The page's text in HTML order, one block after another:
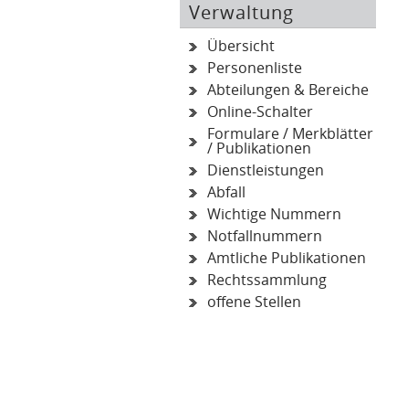
Verwaltung
Übersicht
Personenliste
Abteilungen & Bereiche
Online-Schalter
Formulare / Merkblätter
/ Publikationen
Dienstleistungen
Abfall
Wichtige Nummern
Notfallnummern
Amtliche Publikationen
Rechtssammlung
offene Stellen